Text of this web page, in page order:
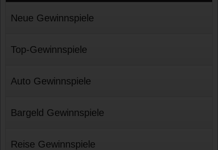
Neue Gewinnspiele
Top-Gewinnspiele
Auto Gewinnspiele
Bargeld Gewinnspiele
Reise Gewinnspiele